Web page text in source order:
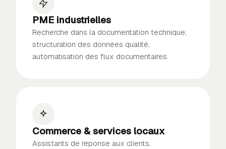
PME industrielles
Recherche dans la documentation technique,
structuration des données qualité,
automatisation des flux documentaires.
Commerce & services locaux
Assistants de réponse aux clients,